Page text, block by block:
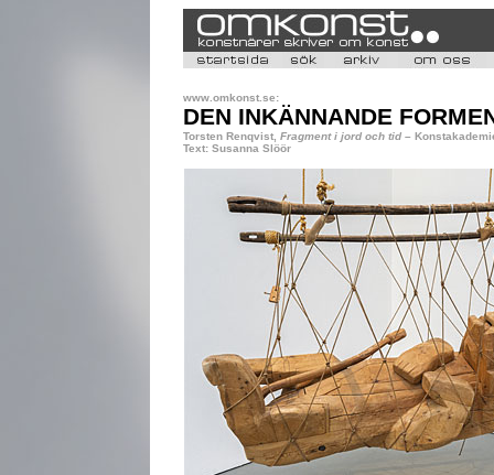
www.omkonst.se:
DEN INKÄNNANDE
Torsten Renqvist, Fragment i jord och tid –
Text: Susanna Slöör